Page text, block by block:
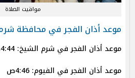
مواقيت الصلاة
موعد أذان الفجر في محافظة
موعد أذان الفجر في شرم الشيخ: 4:44ص
موعد أذان الفجر في الفيوم: 4:46ص